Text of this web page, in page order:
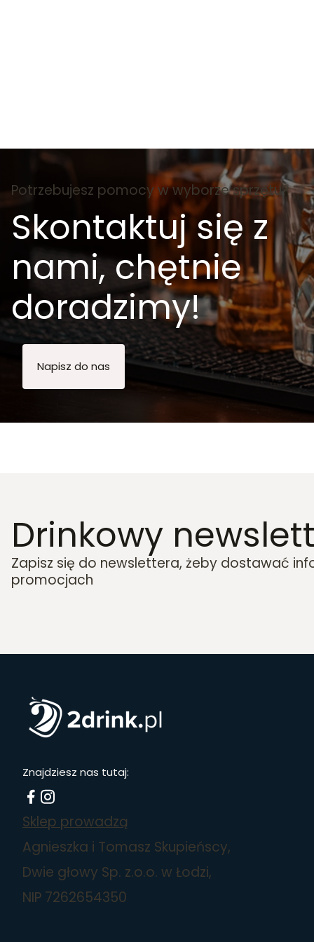
Potrzebujesz pomocy w wyborze sprzętu?
Skontaktuj się z
nami, chętnie
doradzimy!
Napisz do nas
Drinkowy
Zapisz się do newslettera, żeby dostawać
promocjach
Znajdziesz nas tutaj:
Sklep prowadzą
Agnieszka i Tomasz Skupieńscy,
Dwie głowy Sp. z.o.o. w Łodzi,
NIP 7262654350